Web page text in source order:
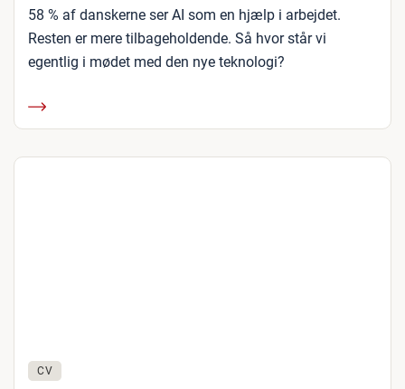
58 % af danskerne ser AI som en hjælp i arbejdet.
Resten er mere tilbageholdende. Så hvor står vi
egentlig i mødet med den nye teknologi?
CV